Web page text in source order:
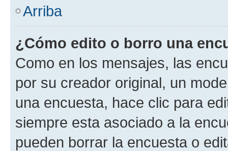
Arriba
¿Cómo edito o borro una
Como en los mensajes, las
por su creador original, un
una encuesta, hace clic para
siempre esta asociado a la
pueden borrar la encuesta o